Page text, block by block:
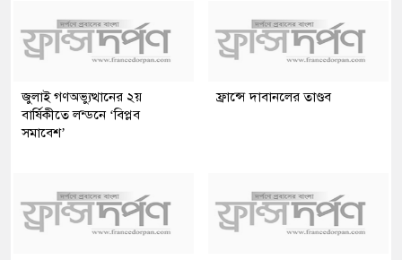
জুলাই গণঅভ্যুত্থানের ২য়
বার্ষিকীতে লন্ডনে ‘বিপ্লব
সমাবেশ’
ফ্রান্সে দাবানলের তাণ্ডব